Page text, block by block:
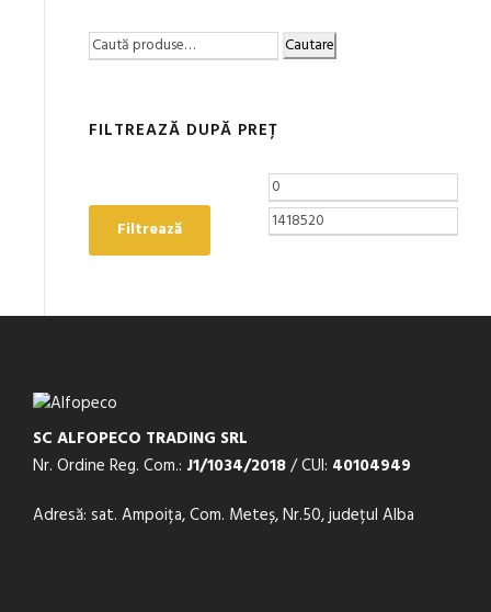
Cautare
FILTREAZĂ DUPĂ PREȚ
Filtrează
SC ALFOPECO TRADING SRL
Nr. Ordine Reg. Com.: J1/1034/2018/ CUI: 40104949
Adresă: sat. Ampoița, Com. Meteș, Nr.50, județul Alba